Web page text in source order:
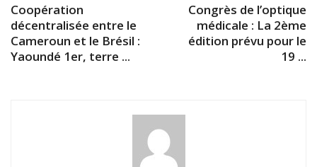
Coopération
décentralisée entre le
Cameroun et le Brésil :
Yaoundé 1er, terre ...
Congrès de l’optique
médicale : La 2ème
édition prévu pour le
19 ...